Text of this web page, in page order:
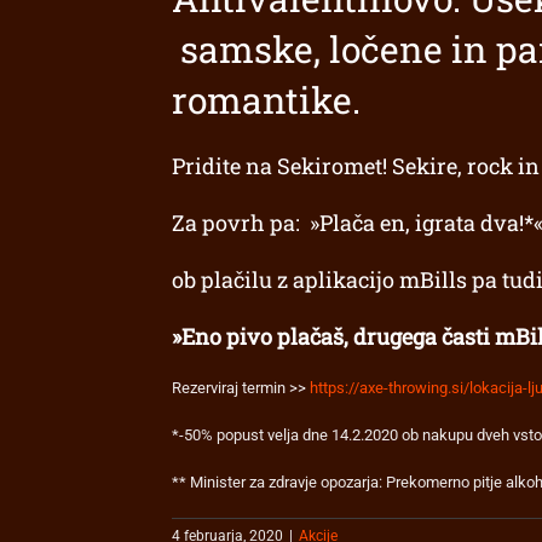
samske, ločene in
romantike.
Pridite na Sekiromet! Sekire, rock
Za povrh pa: »Plača en, igrata dva!*«
ob plačilu z aplikacijo mBills pa
»Eno pivo plačaš, drugega časti
Rezerviraj termin >> https://axe-throwing.si/lokacija-
*-50% popust velja dne 14.2.2020 ob nakupu dveh
** Minister za zdravje opozarja: Prekomerno pitje
4 februarja, 2020 Akcije